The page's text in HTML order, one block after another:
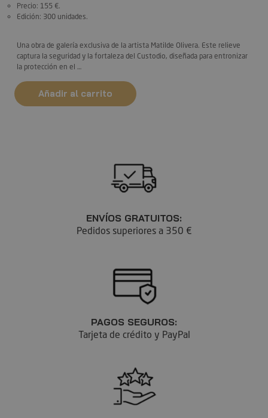
Precio: 155 €.
Edición: 300 unidades.
Una obra de galería exclusiva de la artista Matilde Olivera. Este relieve
captura la seguridad y la fortaleza del Custodio, diseñada para entronizar
la protección en el …
Añadir al carrito
ENVÍOS GRATUITOS:
Pedidos superiores a 350 €
PAGOS SEGUROS:
Tarjeta de crédito y PayPal